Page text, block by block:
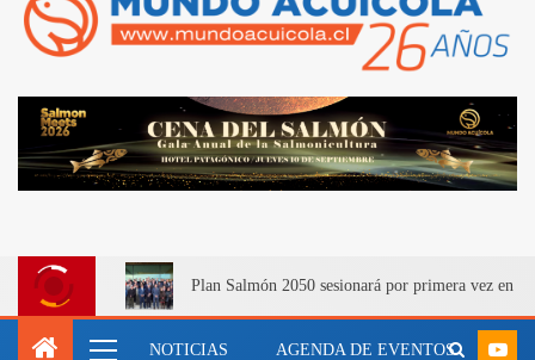
Plan Salmón 2050 sesionará por primera vez en
NOTICIAS AGENDA DE EVENTOS